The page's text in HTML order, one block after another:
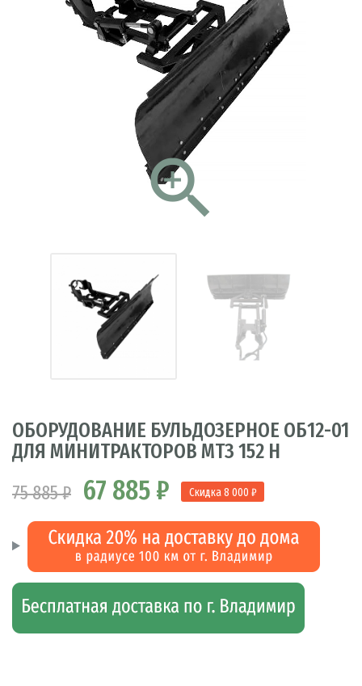

ОБОРУДОВАНИЕ БУЛЬДОЗЕРНОЕ ОБ12-01
ДЛЯ МИНИТРАКТОРОВ МТЗ 152 Н
75 885 ₽ 67 885 ₽ Скидка 8 000 ₽